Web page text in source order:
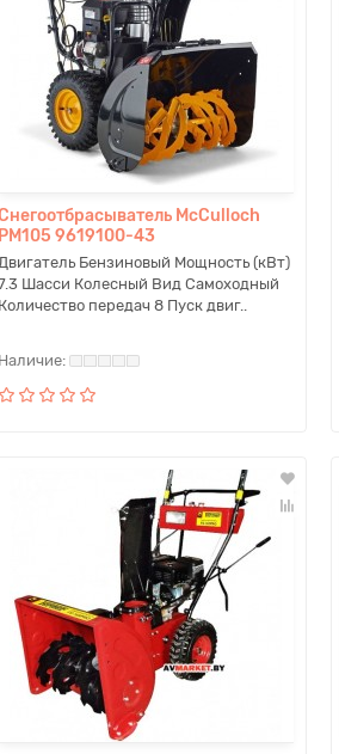
McCulloch
PM105 9619100-43
Бензиновый Мощность (кВт)
Шасси Колесный Вид Самоходный
Количество передач 8 Пуск двиг..